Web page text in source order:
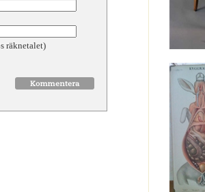
räknetalet)